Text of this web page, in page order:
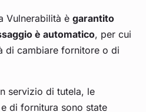
Vulnerabilità ègarantito
è automatico, per cui
di cambiare fornitore o di
servizio di tutela, le
di fornitura sono state